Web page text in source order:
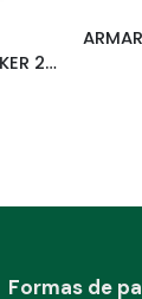
ARMARIO PLÁSTICO PRG358 ROKER 277X200X132MM
Formas de